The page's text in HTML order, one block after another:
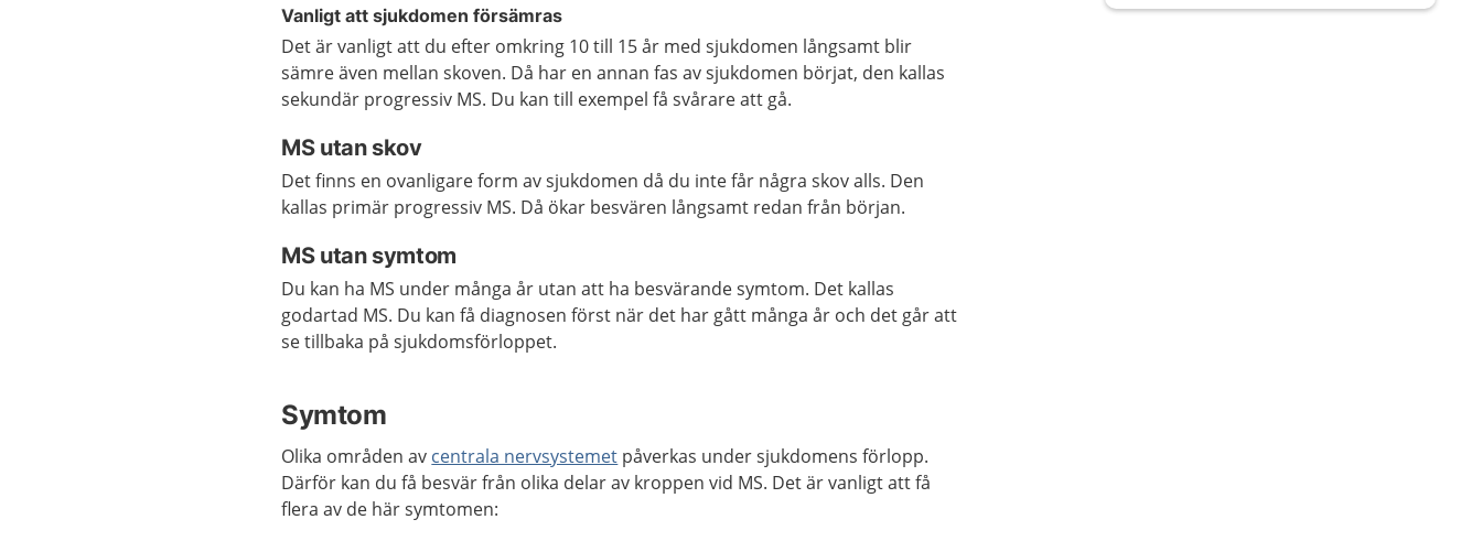
Vanligt att sjukdomen försämras
Det är vanligt att du efter omkring 10 till 15 år med sjukdomen långsamt blir
sämre även mellan skoven. Då har en annan fas av sjukdomen börjat, den kallas
sekundär progressiv MS. Du kan till exempel få svårare att gå.
MS utan skov
Det finns en ovanligare form av sjukdomen då du inte får några skov alls. Den
kallas primär progressiv MS. Då ökar besvären långsamt redan från början.
MS utan symtom
Du kan ha MS under många år utan att ha besvärande symtom. Det kallas
godartad MS. Du kan få diagnosen först när det har gått många år och det går att
se tillbaka på sjukdomsförloppet.
Symtom
Olika områden av centrala nervsystemet påverkas under sjukdomens förlopp.
Därför kan du få besvär från olika delar av kroppen vid MS. Det är vanligt att få
flera av de här symtomen: